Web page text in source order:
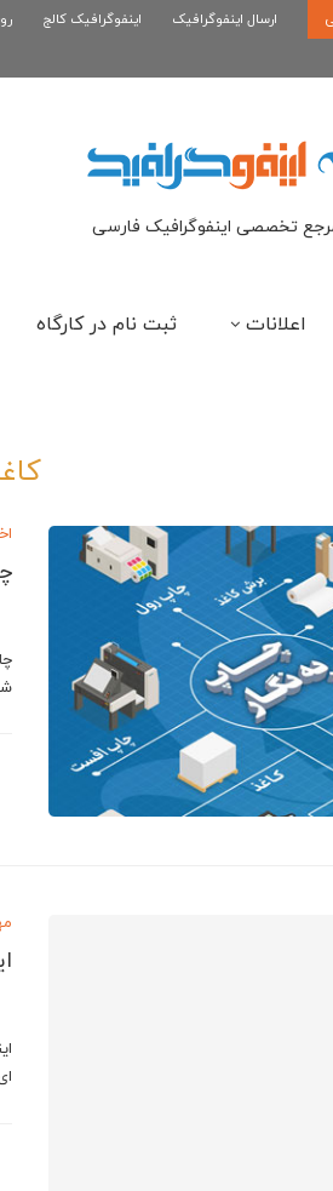
رپر های فارسی نسل...
ارسال اینفوگرافیک اینفوگرافیک کالج
تخصصی اینفوگرافیک فارسی
اعلانات ثبت نام در کارگاه